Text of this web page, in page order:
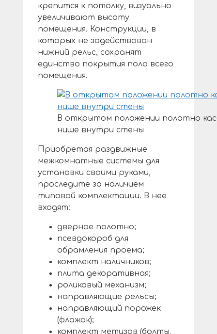
крепится к потолку, визуально
увеличивают высоту
помещения. Конструкции, в
которых не задействован
нижний рельс, сохранят
единство покрытия пола всего
помещения.
В открытом положении полотно
нише внутри стены
Приобретая раздвижные
межкомнатные системы для
установки своими руками,
проследите за наличием
типовой комплектации. В нее
входят:
дверное полотно;
псевдокороб для
обрамления проема;
комплект наличников;
плита декоративная;
роликовый механизм;
направляющие рельсы;
направляющий порожек
(флажок);
комплект метизов (болты,